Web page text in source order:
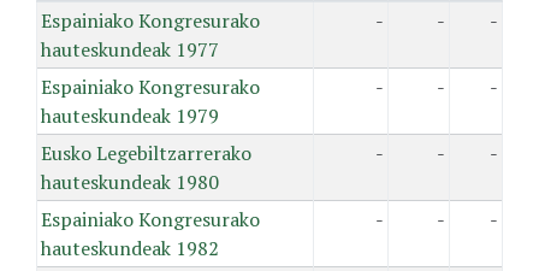
Espainiako Kongresurako
hauteskundeak 1977
- - -
Espainiako Kongresurako
hauteskundeak 1979
- - -
Eusko Legebiltzarrerako
hauteskundeak 1980
- - -
Espainiako Kongresurako
hauteskundeak 1982
- - -